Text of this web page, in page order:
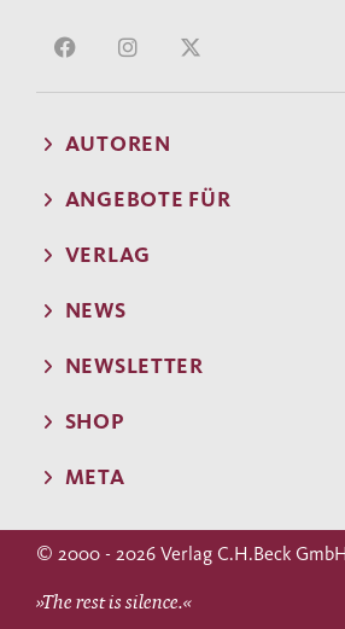
AUTOREN
ANGEBOTE FÜR
VERLAG
NEWS
NEWSLETTER
SHOP
META
© 2000 - 2026 Verlag C.H.Beck
»The rest is silence.«